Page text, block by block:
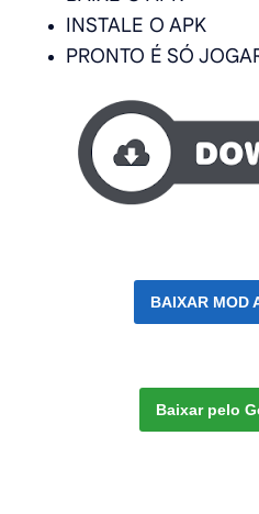
INSTALE O APK
PRONTO É SÓ
BAIXAR MOD
Baixar pelo